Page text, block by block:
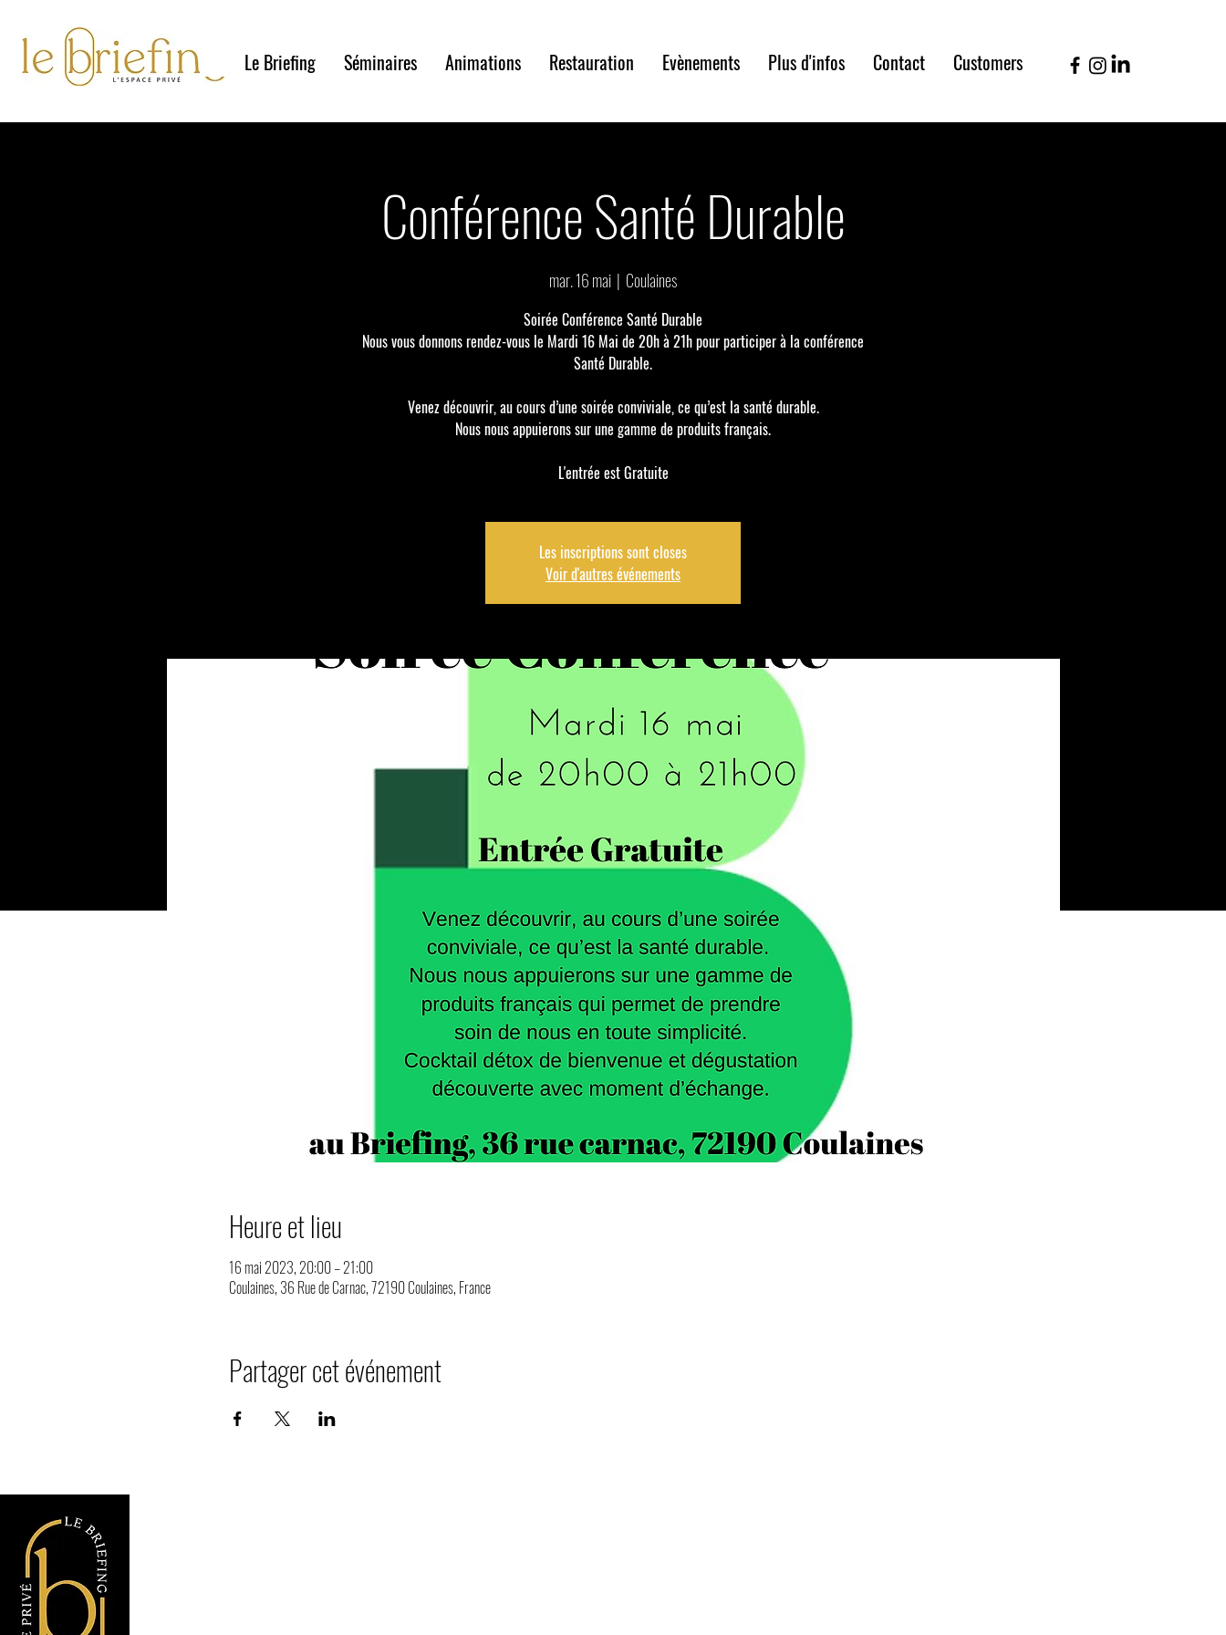
Le Briefing Séminaires Animations Restauration Evènements Plus d'infos Contact Customers
Conférence Santé Durable
mar. 16 mai
  |
Coulaines
Soirée Conférence Santé Durable
Nous vous donnons rendez-vous le Mardi 16 Mai de 20h à 21h pour participer à la conférence
Santé Durable.
Venez découvrir, au cours d’une soirée conviviale, ce qu’est la santé durable.
Nous nous appuierons sur une gamme de produits français.
L'entrée est Gratuite
Les inscriptions sont closes
Voir d'autres événements
Heure et lieu
16 mai 2023, 20:00 – 21:00
Coulaines, 36 Rue de Carnac, 72190 Coulaines, France
Partager cet événement